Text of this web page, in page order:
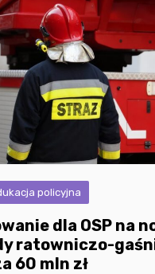
policyjna
dla OSP na
ratowniczo-
60 mln zł